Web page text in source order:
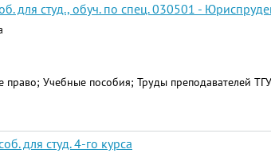
для студ., обуч. по спец. 030501 -
Учебные пособия; Труды преподавателей
для студ. 4-го курса